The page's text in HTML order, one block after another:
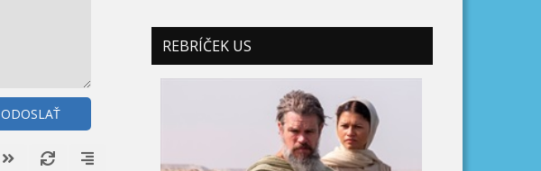
ODOSLAŤ
REBRÍČEK US